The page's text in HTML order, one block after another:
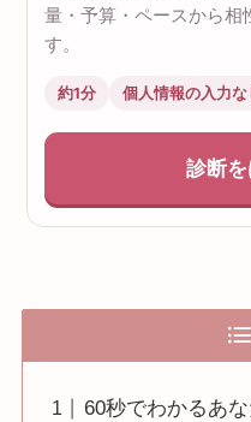
量・予算・ペースから相
す。
約1分 個人情報の入力な
診断
60秒でわかるあ